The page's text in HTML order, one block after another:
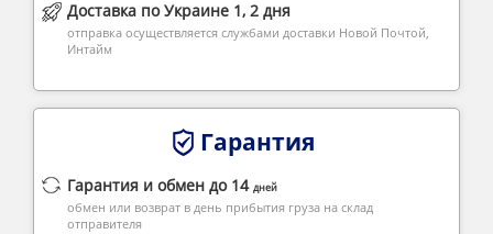
Доставка по Украине 1, 2 дня
отправка осуществляется службами доставки Новой Почтой,
Интайм
Гарантия
Гарантия и обмен до 14 дней
обмен или возврат в день прибытия груза на склад
отправителя